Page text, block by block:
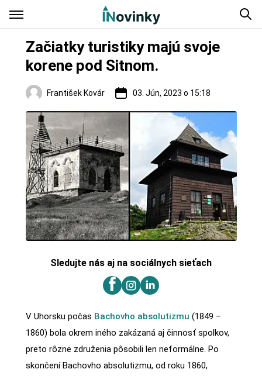
Začiatky turistiky majú svoje
korene pod Sitnom.
František Kovár 03. Jún, 2023 o 15:18
Regióny
Sledujte nás aj na sociálnych sieťach
V Uhorsku počas Bachovho absolutizmu (1849 –
1860) bola okrem iného zakázaná aj činnosť spolkov,
preto rôzne združenia pôsobili len neformálne. Po
skončení Bachovho absolutizmu, od roku 1860,